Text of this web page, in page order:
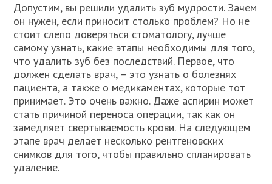
Допустим, вы решили удалить зуб мудрости. Зачем
он нужен, если приносит столько проблем? Но не
стоит слепо доверяться стоматологу, лучше
самому узнать, какие этапы необходимы для того,
что удалить зуб без последствий. Первое, что
должен сделать врач, – это узнать о болезнях
пациента, а также о медикаментах, которые тот
принимает. Это очень важно. Даже аспирин может
стать причиной переноса операции, так как он
замедляет свертываемость крови. На следующем
этапе врач делает несколько рентгеновских
снимков для того, чтобы правильно спланировать
удаление.